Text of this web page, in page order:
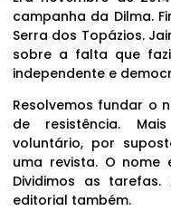
campanha da Dilma.
Serra dos Topázios.
sobre a falta que
independente e
Resolvemos fundar o
de resistência.
voluntário, por
uma revista. O nome
Dividimos as
editorial também.